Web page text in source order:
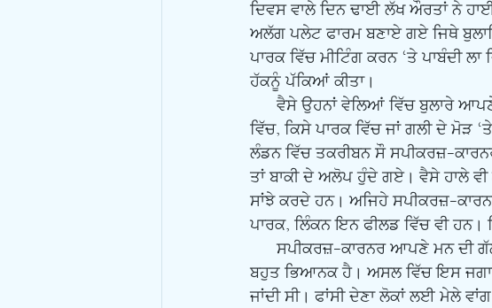
ਦਿਵਸ ਵਾਲੇ ਦਿਨ ਢਾਈ ਲੱਖ ਔਰਤਾਂ ਨੇ
ਅਲੱਗ ਪਲੇਟ ਫਾਰਮ ਬਣਾਏ ਗਏ ਜਿਥੇ
ਪਾਰਕ ਵਿੱਚ ਮੀਟਿੰਗ ਕਰਨ ‘ਤੇ ਪਾਬੰਦੀ
ਹੱਕਨੂੰ ਪੱਕਿਆਂ ਕੀਤਾ।
ਵਿੱਚ, ਕਿਸੇ ਪਾਰਕ ਵਿੱਚ ਜਾਂ ਗਲੀ ਦੇ ਮੋੜ
ਲੰਡਨ ਵਿੱਚ ਤਕਰੀਬਨ ਸੌ ਸਪੀਕਰਜ਼-
ਤਾਂ ਬਾਕੀ ਦੇ ਅਲੋਪ ਹੁੰਦੇ ਗਏ। ਵੈਸੇ ਹਾਲੇ
ਸਾਂਝੇ ਕਰਦੇ ਹਨ। ਅਜਿਹੇ ਸਪੀਕਰਜ਼-
ਪਾਰਕ, ਲਿੰਕਨ ਇਨ ਫੀਲਡ ਵਿੱਚ ਵੀ ਹਨ।
ਬਹੁਤ ਭਿਆਨਕ ਹੈ। ਅਸਲ ਵਿੱਚ ਇਸ
ਜਾਂਦੀ ਸੀ। ਫਾਂਸੀ ਦੇਣਾ ਲੋਕਾਂ ਲਈ ਮੇਲੇ